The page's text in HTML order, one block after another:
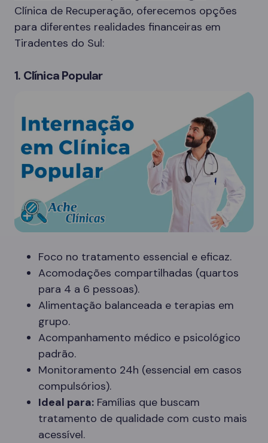
Clínica de Recuperação, oferecemos opções
para diferentes realidades financeiras em
Tiradentes do Sul:
1. Clínica Popular
Foco no tratamento essencial e eficaz.
Acomodações compartilhadas (quartos
para 4 a 6 pessoas).
Alimentação balanceada e terapias em
grupo.
Acompanhamento médico e psicológico
padrão.
Monitoramento 24h (essencial em casos
compulsórios).
Ideal para: Famílias que buscam
tratamento de qualidade com custo mais
acessível.